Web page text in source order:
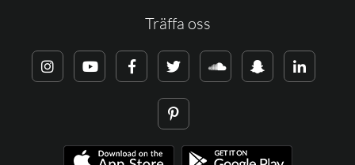
Träffa oss